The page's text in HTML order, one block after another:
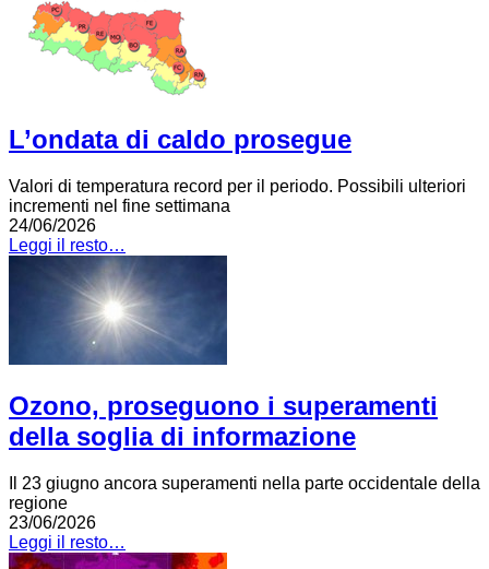
L’ondata di caldo prosegue
Valori di temperatura record per il periodo. Possibili ulteriori
incrementi nel fine settimana
24/06/2026
Leggi il resto…
Ozono, proseguono i superamenti
della soglia di informazione
Il 23 giugno ancora superamenti nella parte occidentale della
regione
23/06/2026
Leggi il resto…